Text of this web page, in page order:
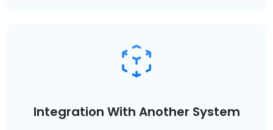
Integration With Another System